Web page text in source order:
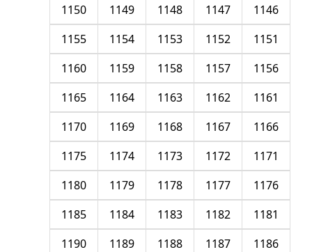
1146
1147
1148
1149
1150
1151
1152
1153
1154
1155
1156
1157
1158
1159
1160
1161
1162
1163
1164
1165
1166
1167
1168
1169
1170
1171
1172
1173
1174
1175
1176
1177
1178
1179
1180
1181
1182
1183
1184
1185
1186
1187
1188
1189
1190